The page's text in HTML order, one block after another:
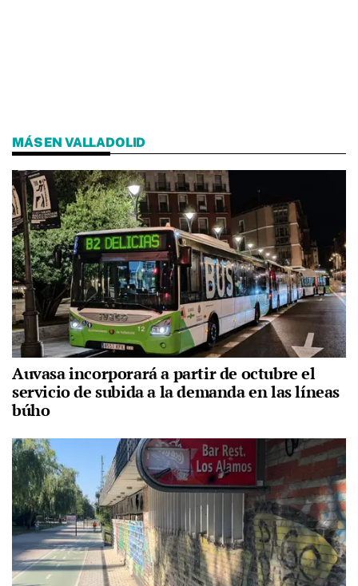
MÁS EN VALLADOLID
Auvasa incorporará a partir de octubre el
servicio de subida a la demanda en las líneas
búho